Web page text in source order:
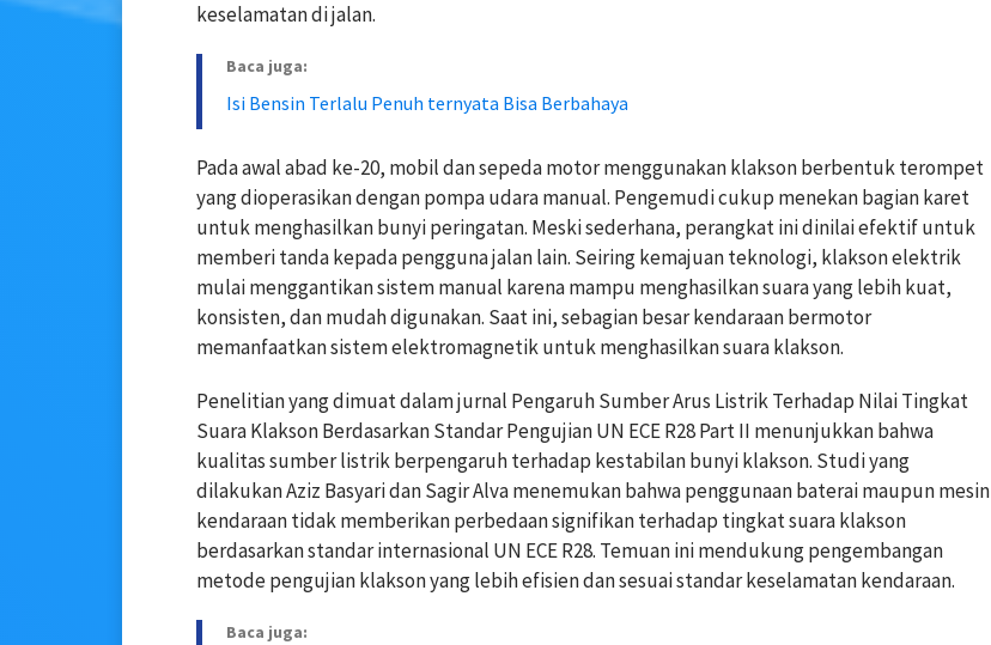
keselamatan di jalan.
Baca juga:
Isi Bensin Terlalu Penuh ternyata Bisa Berbahaya
Pada awal abad ke-20, mobil dan sepeda motor menggunakan klakson berbentuk terompet
yang dioperasikan dengan pompa udara manual. Pengemudi cukup menekan bagian karet
untuk menghasilkan bunyi peringatan. Meski sederhana, perangkat ini dinilai efektif untuk
memberi tanda kepada pengguna jalan lain. Seiring kemajuan teknologi, klakson elektrik
mulai menggantikan sistem manual karena mampu menghasilkan suara yang lebih kuat,
konsisten, dan mudah digunakan. Saat ini, sebagian besar kendaraan bermotor
memanfaatkan sistem elektromagnetik untuk menghasilkan suara klakson.
Penelitian yang dimuat dalam jurnal Pengaruh Sumber Arus Listrik Terhadap Nilai Tingkat
Suara Klakson Berdasarkan Standar Pengujian UN ECE R28 Part II menunjukkan bahwa
kualitas sumber listrik berpengaruh terhadap kestabilan bunyi klakson. Studi yang
dilakukan Aziz Basyari dan Sagir Alva menemukan bahwa penggunaan baterai maupun mesin
kendaraan tidak memberikan perbedaan signifikan terhadap tingkat suara klakson
berdasarkan standar internasional UN ECE R28. Temuan ini mendukung pengembangan
metode pengujian klakson yang lebih efisien dan sesuai standar keselamatan kendaraan.
Baca juga: